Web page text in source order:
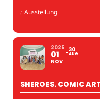
: Ausstellung
2025
01
NOV
30
AUG
SHEROES. COMIC